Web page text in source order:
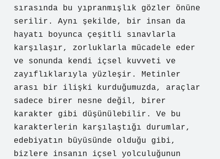
sırasında bu yıpranmışlık gözler önüne
serilir. Aynı şekilde, bir insan da
hayatı boyunca çeşitli sınavlarla
karşılaşır, zorluklarla mücadele eder
ve sonunda kendi içsel kuvveti ve
zayıflıklarıyla yüzleşir. Metinler
arası bir ilişki kurduğumuzda, araçlar
sadece birer nesne değil, birer
karakter gibi düşünülebilir. Ve bu
karakterlerin karşılaştığı durumlar,
edebiyatın büyüsünde olduğu gibi,
bizlere insanın içsel yolculuğunun